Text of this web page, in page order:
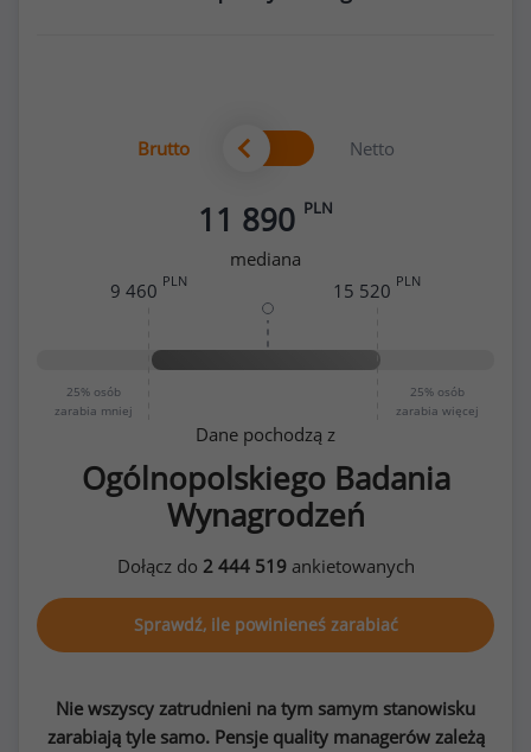
Brutto Netto
11 890 PLN
mediana
25% osób
zarabia mniej
25% osób
zarabia więcej
9 460 PLN 15 520 PLN
Dane pochodzą z
Ogólnopolskiego Badania
Wynagrodzeń
Dołącz do 2 444 519ankietowanych
Sprawdź, ile powinieneś zarabiać
Nie wszyscy zatrudnieni na tym samym stanowisku
zarabiają tyle samo. Pensje quality managerów zależą